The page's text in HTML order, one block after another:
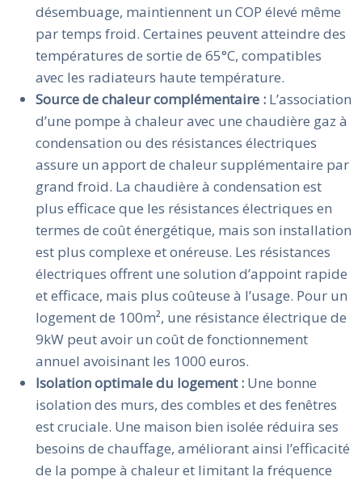
désembuage, maintiennent un COP élevé même
par temps froid. Certaines peuvent atteindre des
températures de sortie de 65°C, compatibles
avec les radiateurs haute température.
Source de chaleur complémentaire : L’association
d’une pompe à chaleur avec une chaudière gaz à
condensation ou des résistances électriques
assure un apport de chaleur supplémentaire par
grand froid. La chaudière à condensation est
plus efficace que les résistances électriques en
termes de coût énergétique, mais son installation
est plus complexe et onéreuse. Les résistances
électriques offrent une solution d’appoint rapide
et efficace, mais plus coûteuse à l’usage. Pour un
logement de 100m², une résistance électrique de
9kW peut avoir un coût de fonctionnement
annuel avoisinant les 1000 euros.
Isolation optimale du logement : Une bonne
isolation des murs, des combles et des fenêtres
est cruciale. Une maison bien isolée réduira ses
besoins de chauffage, améliorant ainsi l’efficacité
de la pompe à chaleur et limitant la fréquence